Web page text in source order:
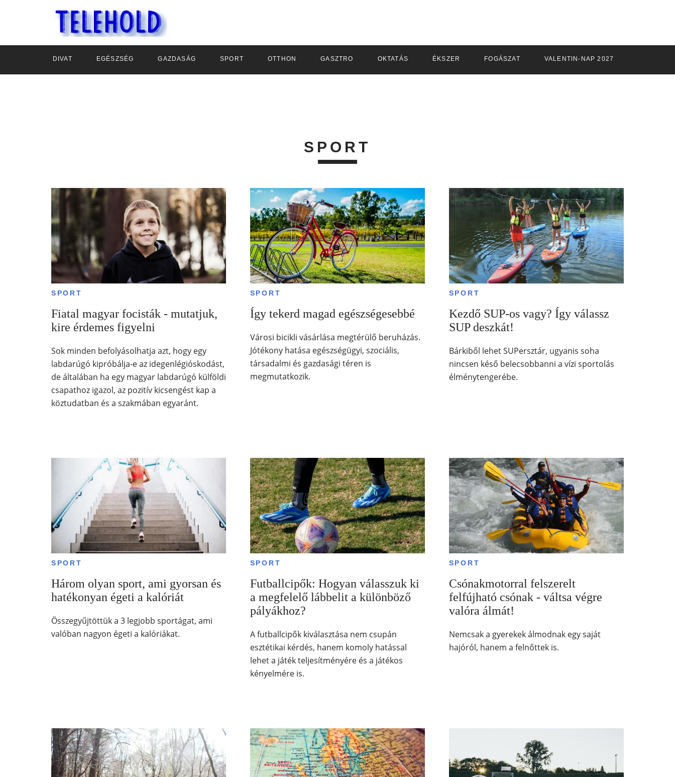
DIVAT EGÉSZSÉG GAZDASÁG SPORT OTTHON GASZTRO OKTATÁS ÉKSZER FOGÁSZAT VALENTIN-NAP 2027
SPORT
SPORT
Fiatal magyar focisták - mutatjuk,
kire érdemes figyelni
Sok minden befolyásolhatja azt, hogy egy
labdarúgó kipróbálja-e az idegenlégióskodást,
de általában ha egy magyar labdarúgó külföldi
csapathoz igazol, az pozitív kicsengést kap a
köztudatban és a szakmában egyaránt.
SPORT
Így tekerd magad egészségesebbé
Városi bicikli vásárlása megtérülő beruházás.
Jótékony hatása egészségügyi, szociális,
társadalmi és gazdasági téren is
megmutatkozik.
SPORT
Kezdő SUP-os vagy? Így válassz
SUP deszkát!
Bárkiből lehet SUPersztár, ugyanis soha
nincsen késő belecsobbanni a vízi sportolás
élménytengerébe.
SPORT
Három olyan sport, ami gyorsan és
hatékonyan égeti a kalóriát
Összegyűjtöttük a 3 legjobb sportágat, ami
valóban nagyon égeti a kalóriákat.
SPORT
Futballcipők: Hogyan válasszuk ki
a megfelelő lábbelit a különböző
pályákhoz?
A futballcipők kiválasztása nem csupán
esztétikai kérdés, hanem komoly hatással
lehet a játék teljesítményére és a játékos
kényelmére is.
SPORT
Csónakmotorral felszerelt
felfújható csónak - váltsa végre
valóra álmát!
Nemcsak a gyerekek álmodnak egy saját
hajóról, hanem a felnőttek is.